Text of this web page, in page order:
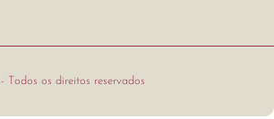
- Todos os direitos reservados